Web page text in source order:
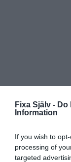
Fixa Själv - Do
Information
If you wish to
processing of
targeted